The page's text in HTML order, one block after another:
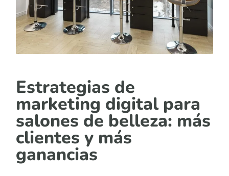
Estrategias de
marketing digital para
salones de belleza: más
clientes y más
ganancias